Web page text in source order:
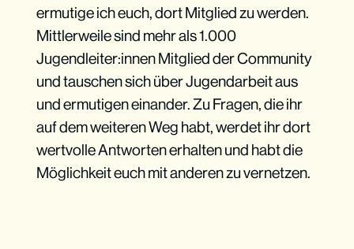
ermutige ich euch, dort Mitglied zu werden.
Mittlerweile sind mehr als 1.000
Jugendleiter:innen Mitglied der Community
und tauschen sich über Jugendarbeit aus
und ermutigen einander. Zu Fragen, die ihr
auf dem weiteren Weg habt, werdet ihr dort
wertvolle Antworten erhalten und habt die
Möglichkeit euch mit anderen zu vernetzen.